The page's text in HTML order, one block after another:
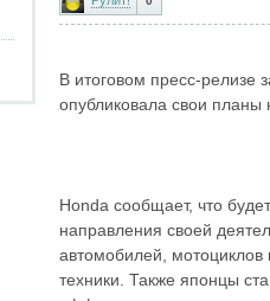
В итоговом пресс-релизе
опубликовала свои
Honda сообщает, что
направления своей
автомобилей,
техники. Также японцы